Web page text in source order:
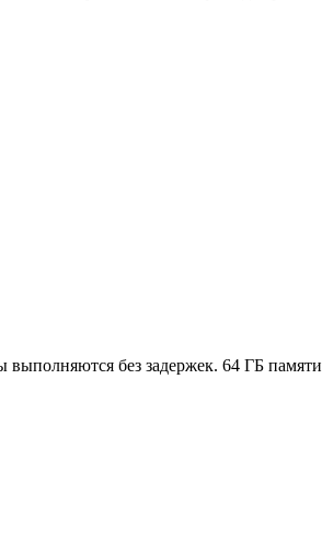
без задержек. 64 ГБ памяти